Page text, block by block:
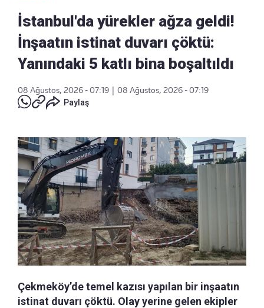
İstanbul'da yürekler ağza geldi!
İnşaatın istinat duvarı çöktü:
Yanındaki 5 katlı bina boşaltıldı
08 Ağustos, 2026 - 07:19
08 Ağustos, 2026 - 07:19
Paylaş
Çekmeköy’de temel kazısı yapılan bir inşaatın
istinat duvarı çöktü. Olay yerine gelen ekipler